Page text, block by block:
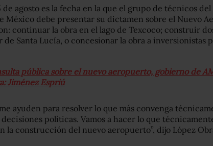
de agosto es la fecha en la que el grupo de técnicos
México debe presentar su dictamen sobre el Nuevo
continuar la obra en el lago de Texcoco; construir
de Santa Lucía, o concesionar la obra a inversionistas
pública sobre el nuevo aeropuerto, gobierno de
Jiménez Espriú
ayuden para resolver lo que más convenga
políticas. Vamos a hacer lo que
la construcción del nuevo aeropuerto”, dijo López